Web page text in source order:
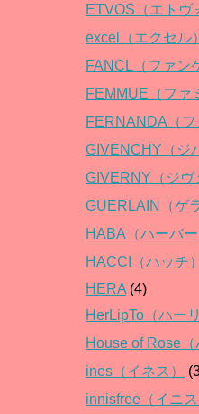
ETVOS（エトヴ
excel（エクセル）
FANCL（ファン
FEMMUE（ファ
FERNANDA（フ
GIVENCHY（ジ
GIVERNY（ジヴ
GUERLAIN（ゲ
HABA（ハーバー
HACCI（ハッチ）
HERA(4)
HerLipTo（ハー
House of Rose
ines（イネス）
innisfree（イニス